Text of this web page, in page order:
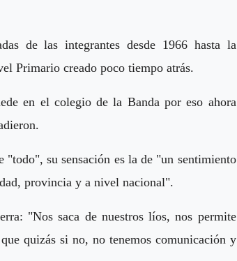
de las integrantes desde 1966 hasta la
Primario creado poco tiempo atrás.
en el colegio de la Banda por eso ahora
"todo", su sensación es la de "un sentimiento
provincia y a nivel nacional".
"Nos saca de nuestros líos, nos permite
quizás si no, no tenemos comunicación y